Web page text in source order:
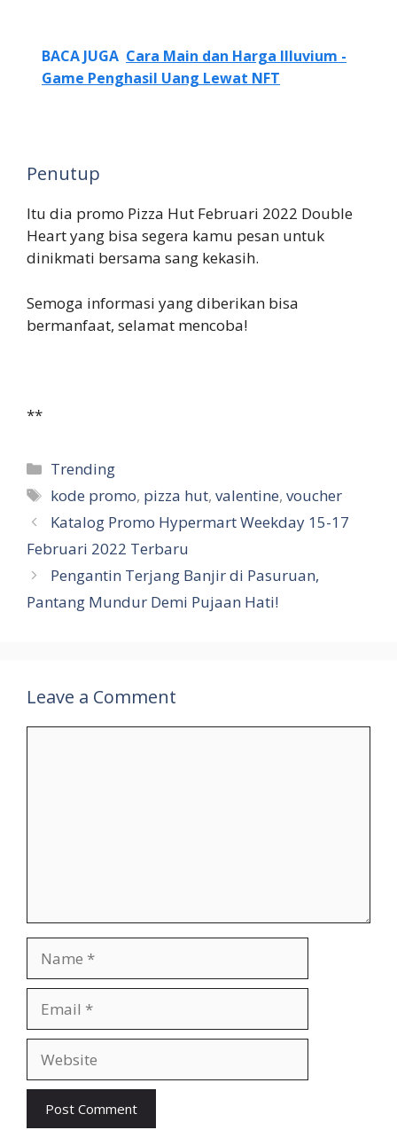
BACA JUGA Cara Main dan Harga Illuvium -
Game Penghasil Uang Lewat NFT
Penutup
Itu dia promo Pizza Hut Februari 2022 Double
Heart yang bisa segera kamu pesan untuk
dinikmati bersama sang kekasih.
Semoga informasi yang diberikan bisa
bermanfaat, selamat mencoba!
**
Categories
Trending
Tags
kode promo, pizza hut,valentine,voucher
Katalog Promo Hypermart Weekday 15-17
Februari 2022 Terbaru
Pengantin Terjang Banjir di Pasuruan,
Pantang Mundur Demi Pujaan Hati!
Leave a Comment